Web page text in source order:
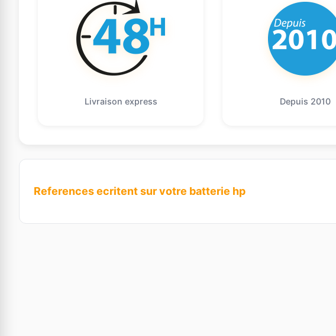
Livraison express Depuis 2010
References ecritent sur votre batterie hp